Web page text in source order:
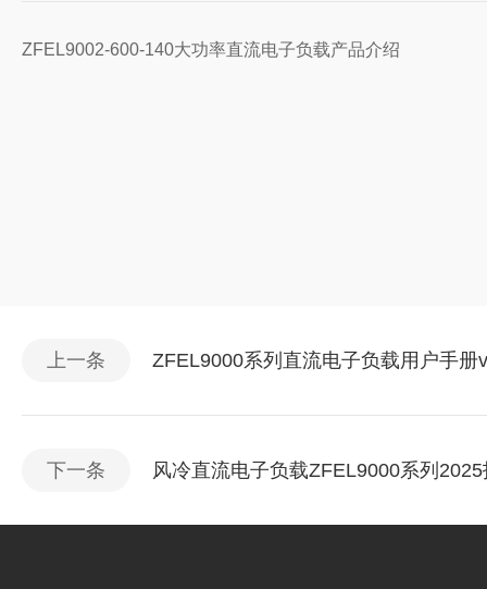
ZFEL9002-600-140大功率直流电子负载
上一条 ZFEL9000系列直流电子负载用户手册
下一条 风冷直流电子负载ZFEL9000系列